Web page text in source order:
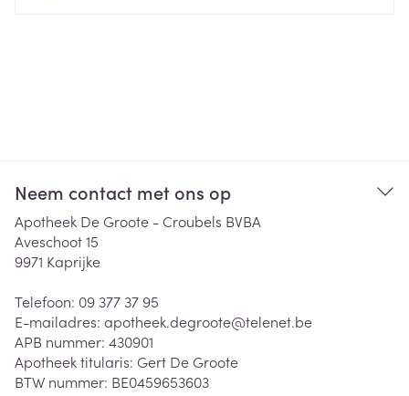
Neem contact met ons op
Apotheek De Groote - Croubels BVBA
Aveschoot 15
9971 Kaprijke
Telefoon: 09 377 37 95
E-mailadres: apotheek.degroote@telenet.be
APB nummer: 430901
Apotheek titularis: Gert De Groote
BTW nummer: BE0459653603